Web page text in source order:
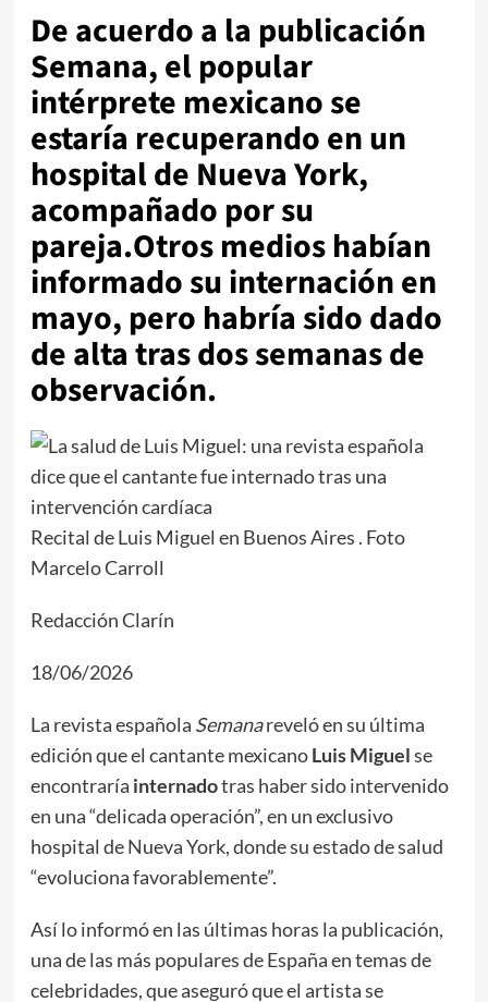
De acuerdo a la publicación
Semana, el popular
intérprete mexicano se
estaría recuperando en un
hospital de Nueva York,
acompañado por su
pareja.Otros medios habían
informado su internación en
mayo, pero habría sido dado
de alta tras dos semanas de
observación.
Recital de Luis Miguel en Buenos Aires . Foto
Marcelo Carroll
Redacción Clarín
18/06/2026
La revista española Semanareveló en su última
edición que el cantante mexicanoLuis Miguelse
encontraría internadotras haber sido intervenido
en una “delicada operación”, en un exclusivo
hospital de Nueva York, donde su estado de salud
“evoluciona favorablemente”.
Así lo informó en las últimas horas la publicación,
una de las más populares de España en temas de
celebridades, que aseguró que el artista se